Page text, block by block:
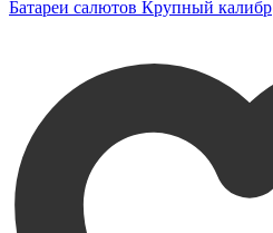
Батареи салютов Крупный калибр